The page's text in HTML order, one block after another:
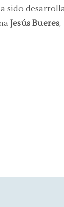
sido
Jesús Bueres,